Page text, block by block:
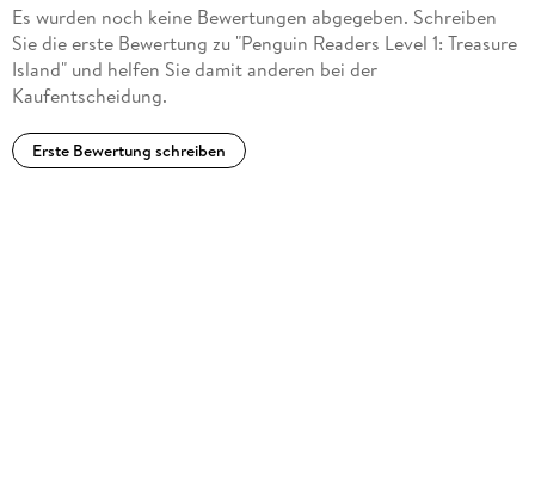
Es wurden noch keine Bewertungen abgegeben. Schreiben
Sie die erste Bewertung zu "Penguin Readers Level 1: Treasure
Island" und helfen Sie damit anderen bei der
Kaufentscheidung.
Erste Bewertung schreiben